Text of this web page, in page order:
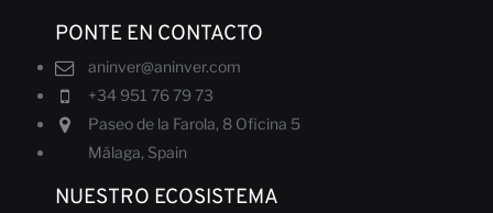
PONTE EN CONTACTO
aninver@aninver.com
+34 951 76 79 73
Paseo de la Farola, 8 Oficina 5
Málaga, Spain
NUESTRO ECOSISTEMA